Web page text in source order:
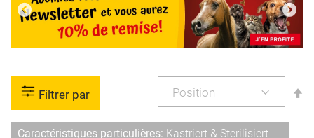
Caractéristiques particulières Kastriert & Sterilisiert
Filtrer par